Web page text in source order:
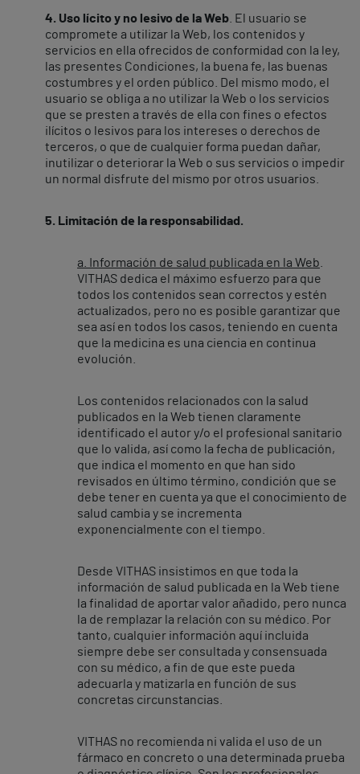
4. Uso lícito y no lesivo de la Web . El usuario se
compromete a utilizar la Web, los contenidos y
servicios en ella ofrecidos de conformidad con la ley,
las presentes Condiciones, la buena fe, las buenas
costumbres y el orden público. Del mismo modo, el
usuario se obliga a no utilizar la Web o los servicios
que se presten a través de ella con fines o efectos
ilícitos o lesivos para los intereses o derechos de
terceros, o que de cualquier forma puedan dañar,
inutilizar o deteriorar la Web o sus servicios o impedir
un normal disfrute del mismo por otros usuarios.
5. Limitación de la responsabilidad.
a. Información de salud publicada en la Web
VITHAS dedica el máximo esfuerzo para que
todos los contenidos sean correctos y estén
actualizados, pero no es posible garantizar que
sea así en todos los casos, teniendo en cuenta
que la medicina es una ciencia en continua
evolución.
Los contenidos relacionados con la salud
publicados en la Web tienen claramente
identificado el autor y/o el profesional sanitario
que lo valida, así como la fecha de publicación,
que indica el momento en que han sido
revisados en último término, condición que se
debe tener en cuenta ya que el conocimiento de
salud cambia y se incrementa
exponencialmente con el tiempo.
Desde VITHAS insistimos en que toda la
información de salud publicada en la Web tiene
la finalidad de aportar valor añadido, pero nunca
la de remplazar la relación con su médico. Por
tanto, cualquier información aquí incluida
siempre debe ser consultada y consensuada
con su médico, a fin de que este pueda
adecuarla y matizarla en función de sus
concretas circunstancias.
VITHAS no recomienda ni valida el uso de un
fármaco en concreto o una determinada prueba